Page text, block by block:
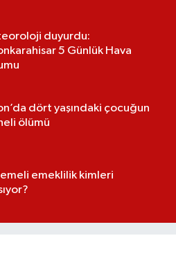
duyurdu:
5 Günlük Hava
dört yaşındaki çocuğun
ölümü
emeklilik kimleri